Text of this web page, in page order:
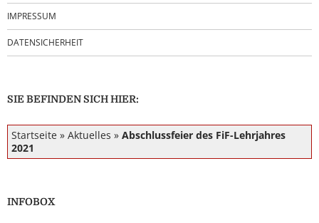
IMPRESSUM
DATENSICHERHEIT
SIE BEFINDEN SICH HIER:
Startseite » Aktuelles » Abschlussfeier des FiF-Lehrjahres
2021
INFOBOX